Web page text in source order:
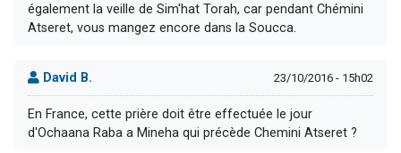
également la veille de Sim'hat Torah, car pendant Chémini
Atseret, vous mangez encore dans la Soucca.
David B. 23/10/2016 - 15h02
En France, cette prière doit être effectuée le jour
d'Ochaana Raba a Mineha qui précède Chemini Atseret ?